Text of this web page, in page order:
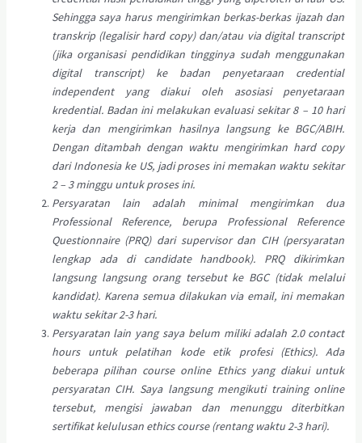
Sehingga saya harus mengirimkan berkas-berkas ijazah dan
transkrip (legalisir hard copy) dan/atau via digital transcript
(jika organisasi pendidikan tingginya sudah menggunakan
digital transcript) ke badan penyetaraan credential
independent yang diakui oleh asosiasi penyetaraan
kredential. Badan ini melakukan evaluasi sekitar 8 – 10 hari
kerja dan mengirimkan hasilnya langsung ke BGC/ABIH.
Dengan ditambah dengan waktu mengirimkan hard copy
dari Indonesia ke US, jadi proses ini memakan waktu sekitar
2 – 3 minggu untuk proses ini.
Persyaratan lain adalah minimal mengirimkan dua
Professional Reference, berupa Professional Reference
Questionnaire (PRQ) dari supervisor dan CIH (persyaratan
lengkap ada di candidate handbook). PRQ dikirimkan
langsung langsung orang tersebut ke BGC (tidak melalui
kandidat). Karena semua dilakukan via email, ini memakan
waktu sekitar 2-3 hari.
Persyaratan lain yang saya belum miliki adalah 2.0 contact
hours untuk pelatihan kode etik profesi (Ethics). Ada
beberapa pilihan course online Ethics yang diakui untuk
persyaratan CIH. Saya langsung mengikuti training online
tersebut, mengisi jawaban dan menunggu diterbitkan
sertifikat kelulusan ethics course (rentang waktu 2-3 hari).